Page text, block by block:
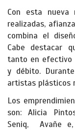
Con esta
realizadas,
combina el
Cabe destacar
tanto en efectivo
y débito.
artistas plásticos
Los
son: Alicia
Seniq, Avañe